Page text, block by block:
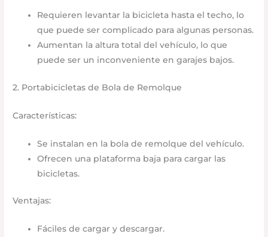
Requieren levantar la bicicleta hasta el techo, lo
que puede ser complicado para algunas personas.​
Aumentan la altura total del vehículo, lo que
puede ser un inconveniente en garajes bajos.​
2. Portabicicletas de Bola de Remolque
Características:
Se instalan en la bola de remolque del vehículo.​
Ofrecen una plataforma baja para cargar las
bicicletas.​
Ventajas:
Fáciles de cargar y descargar.​